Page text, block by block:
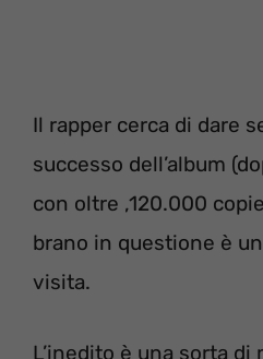
Il rapper cerca di dare
successo dell’album
con oltre ,120.000
brano in questione è
visita.
L’inedito è una sorta di